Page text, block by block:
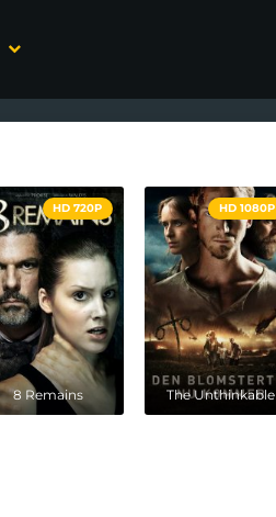
HD 720P
8 Remains
HD 1080P
The Unthinkable